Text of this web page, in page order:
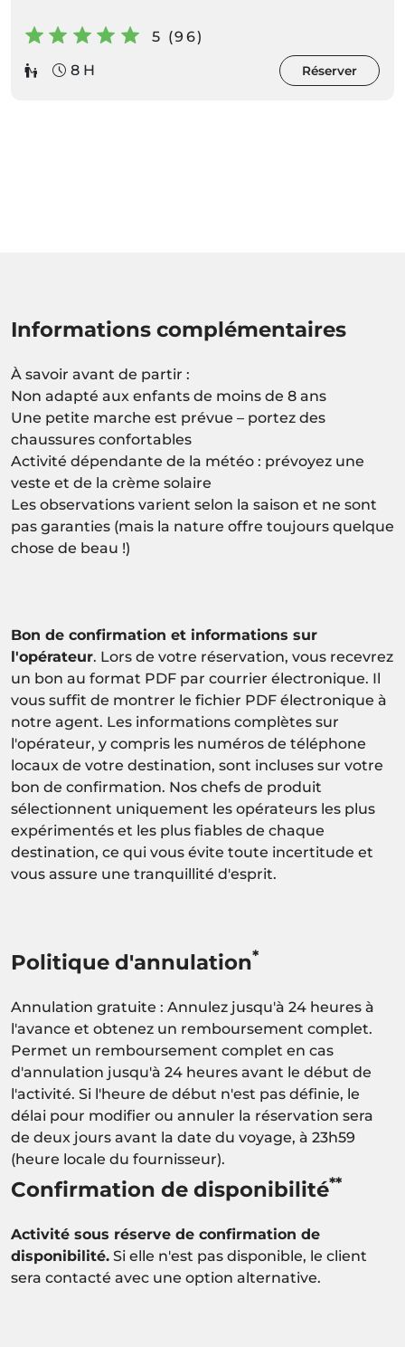
5 (96)
8 H
Réserver
Informations complémentaires
À savoir avant de partir :
Non adapté aux enfants de moins de 8 ans
Une petite marche est prévue – portez des
chaussures confortables
Activité dépendante de la météo : prévoyez une
veste et de la crème solaire
Les observations varient selon la saison et ne sont
pas garanties (mais la nature offre toujours quelque
chose de beau !)
Bon de confirmation et informations sur
l'opérateur. Lors de votre réservation, vous recevrez
un bon au format PDF par courrier électronique. Il
vous suffit de montrer le fichier PDF électronique à
notre agent. Les informations complètes sur
l'opérateur, y compris les numéros de téléphone
locaux de votre destination, sont incluses sur votre
bon de confirmation. Nos chefs de produit
sélectionnent uniquement les opérateurs les plus
expérimentés et les plus fiables de chaque
destination, ce qui vous évite toute incertitude et
vous assure une tranquillité d'esprit.
Politique d'annulation*
Annulation gratuite : Annulez jusqu'à 24 heures à
l'avance et obtenez un remboursement complet.
Permet un remboursement complet en cas
d'annulation jusqu'à 24 heures avant le début de
l'activité. Si l'heure de début n'est pas définie, le
délai pour modifier ou annuler la réservation sera
de deux jours avant la date du voyage, à 23h59
(heure locale du fournisseur).
Confirmation de disponibilité**
Activité sous réserve de confirmation de
disponibilité. Si elle n'est pas disponible, le client
sera contacté avec une option alternative.